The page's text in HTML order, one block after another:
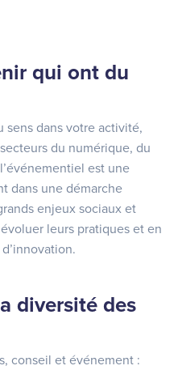
qui ont du
sens dans votre activité,
du numérique, du
est une
dans une démarche
enjeux sociaux et
leurs pratiques et en
diversité des
conseil et événement :